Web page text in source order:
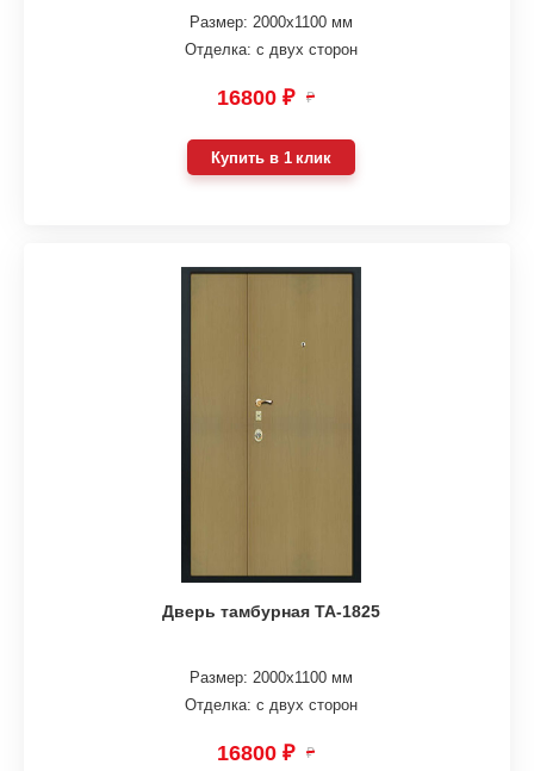
Размер: 2000х1100 мм
Отделка: с двух сторон
16800 ₽ ₽
Купить в 1 клик
Дверь тамбурная ТА-1825
Размер: 2000х1100 мм
Отделка: с двух сторон
16800 ₽ ₽